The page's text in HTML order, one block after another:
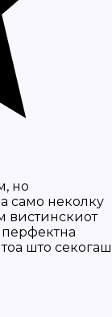
но
само неколку
вистинскиот
што секогаш